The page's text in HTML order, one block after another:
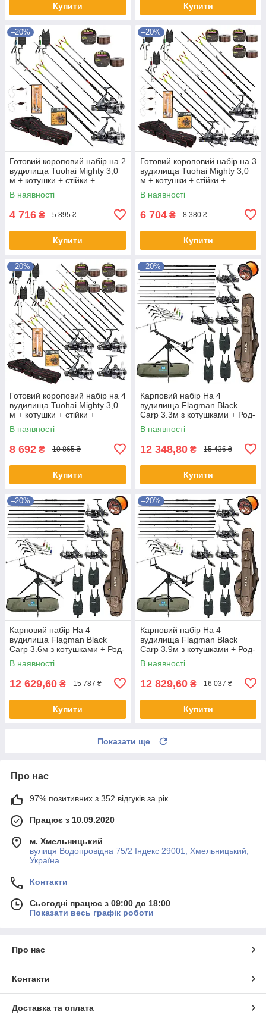
Купити Купити
–20%
Готовий короповий набір на 2
вудилища Tuohai Mighty 3,0
м + котушки + стійки +
свінгери + сигналізатори +
ліска + чохол
В наявності
4 716 ₴ 5 895 ₴
Купити
–20%
Готовий короповий набір на 3
вудилища Tuohai Mighty 3,0
м + котушки + стійки +
свінгери + сигналізатори +
ліска + чохол
В наявності
6 704 ₴ 8 380 ₴
Купити
–20%
Готовий короповий набір на 4
вудилища Tuohai Mighty 3,0
м + котушки + стійки +
свінгери + сигналізатори +
ліска + чохол
В наявності
8 692 ₴ 10 865 ₴
Купити
–20%
Карповий набір На 4
вудилища Flagman Black
Carp 3.3м з котушками + Род-
под + Сигназатори + Чохол
В наявності
12 348,80 ₴ 15 436 ₴
Купити
–20%
Карповий набір На 4
вудилища Flagman Black
Carp 3.6м з котушками + Род-
под + Сигназатори + Чохол
В наявності
12 629,60 ₴ 15 787 ₴
Купити
–20%
Карповий набір На 4
вудилища Flagman Black
Carp 3.9м з котушками + Род-
под + Сигназатори + Чохол
В наявності
12 829,60 ₴ 16 037 ₴
Купити
Показати ще
Про нас
97% позитивних з 352 відгуків за рік
Працює з 10.09.2020
м. Хмельницький
вулиця Водопровідна 75/2 Індекс 29001, Хмельницький,
Україна
Контакти
Сьогодні працює з 09:00 до 18:00
Показати весь графік роботи
Про нас
Контакти
Доставка та оплата